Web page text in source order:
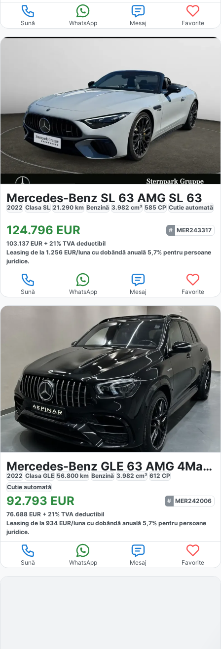
Sună WhatsApp Mesaj Favorite
Mercedes-Benz SL 63 AMG SL 63
2022 Clasa SL 21.290 km Benzină 3.982 cm³ 585 CP Cutie automată
124.796 EUR
MER243317
103.137 EUR + 21% TVA deductibil
Leasing de la 1.256 EUR/luna cu dobăndă anuală 5,7% pentru persoane
juridice.
Sună WhatsApp Mesaj Favorite
Mercedes-Benz GLE 63 AMG 4Matic
2022 Clasa GLE 56.800 km Benzină 3.982 cm³ 612 CP
Cutie automată
92.793 EUR
MER242006
76.688 EUR + 21% TVA deductibil
Leasing de la 934 EUR/luna cu dobăndă anuală 5,7% pentru persoane
juridice.
Sună WhatsApp Mesaj Favorite